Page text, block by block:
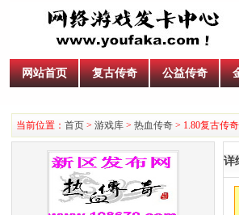
网站首页 复古传奇 公益传奇
当前位置： 首页 > 游戏库 > 热血传奇 > 1.80复古传奇
详